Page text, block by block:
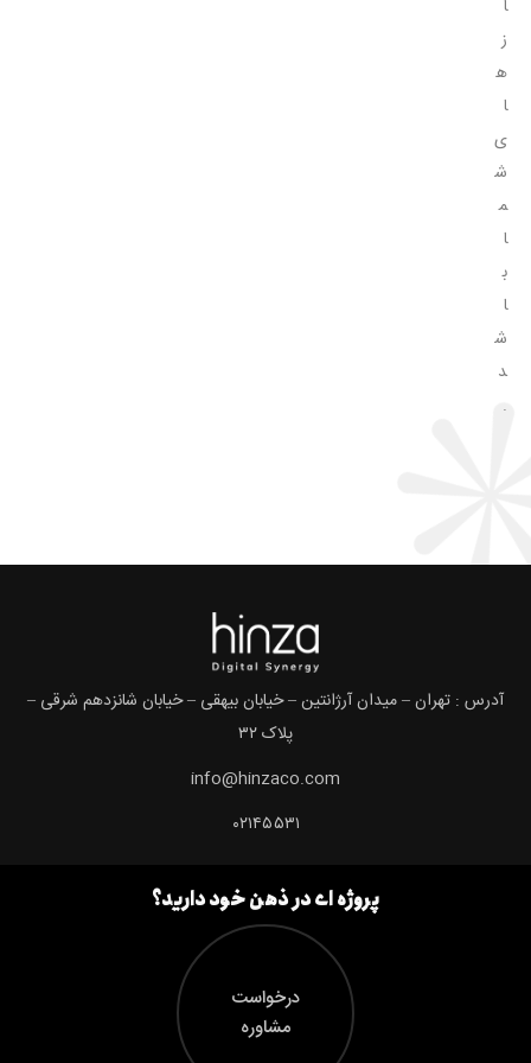
ا
ز
ه
ا
ی
ش
م
ا
ب
ا
ش
د
.
آدرس : تهران – میدان آرژانتین – خیابان بیهقی – خیابان شانزدهم شرقی –
پلاک ۳۲
info@hinzaco.com
۰۲۱۴۵۵۳۱
پروژه ای در ذهن خود دارید؟
درخواست
مشاوره